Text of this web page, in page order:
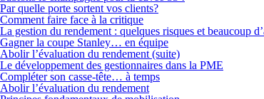
Par quelle porte sortent vos clients?
Comment faire face à la critique
La gestion du rendement : quelques risques et beaucoup
Gagner la coupe Stanley… en équipe
Abolir l’évaluation du rendement (suite)
Le développement des gestionnaires dans la PME
Compléter son casse-tête… à temps
Abolir l’évaluation du rendement